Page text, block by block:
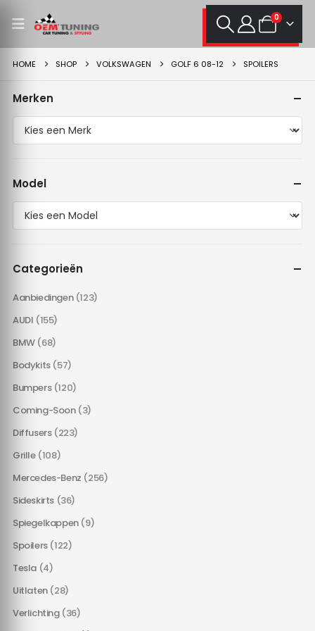
0
HOME SHOP VOLKSWAGEN GOLF 6 08-12 SPOILERS
Merken
Model
Categorieën
Aanbiedingen (123)
AUDI (155)
BMW (68)
Bodykits (57)
Bumpers (120)
Coming-Soon (3)
Diffusers (223)
Grille (108)
Mercedes-Benz (256)
Sideskirts (36)
Spiegelkappen (9)
Spoilers (122)
Tesla (4)
Uitlaten (28)
Verlichting (36)